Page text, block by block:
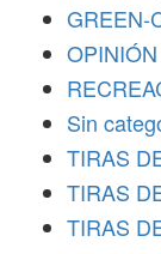
GREEN-
OPINIÓN
Sin
TIRAS
TIRAS
TIRAS